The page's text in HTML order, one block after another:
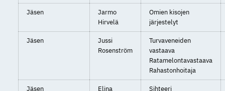
Jäsen
Jarmo
Hirvelä
Omien kisojen
järjestelyt
Jäsen
Jussi
Rosenström
Turvaveneiden
vastaava
Ratamelontavastaava
Rahastonhoitaja
Jäsen Elina Sihteeri